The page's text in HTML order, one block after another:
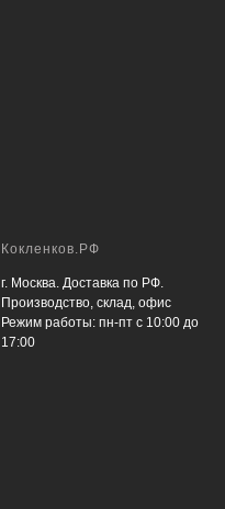
Кокленков.РФ
г. Москва. Доставка по РФ.
Производство, склад, офис
Режим работы: пн-пт с 10:00 до
17:00